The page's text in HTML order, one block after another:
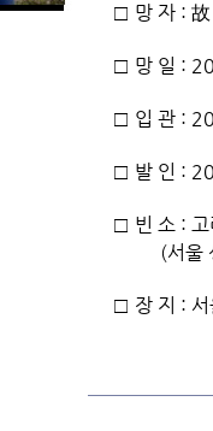
□ 망 자 :
□ 망 일 :
□ 입 관 :
□ 발 인 :
□ 빈 소 : 고
(서울 성
□ 장 지 : 서